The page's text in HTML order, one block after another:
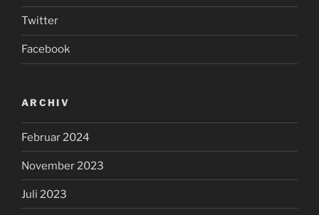
Twitter
Facebook
ARCHIV
Februar 2024
November 2023
Juli 2023